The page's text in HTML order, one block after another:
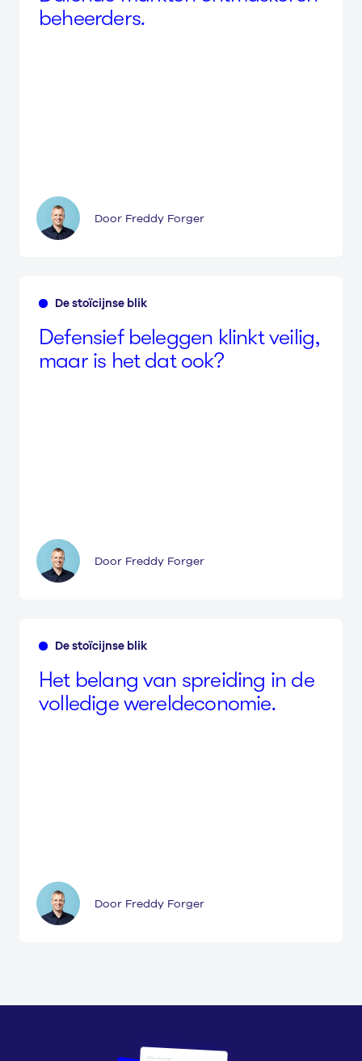
beheerders.
Door Freddy Forger
De stoïcijnse blik
Defen­sief beleggen klinkt veilig,
maar is het dat ook?
Door Freddy Forger
De stoïcijnse blik
Het belang van sprei­ding in de
volledige wereldeconomie.
Door Freddy Forger